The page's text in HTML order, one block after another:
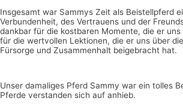
Insgesamt war Sammys Zeit als Beistellpferd
Verbundenheit, des Vertrauens und der
dankbar für die kostbaren Momente, die er
für die wertvollen Lektionen, die er uns über
Fürsorge und Zusammenhalt beigebracht hat.
Unser damaliges Pferd Sammy war ein tolles
Pferde verstanden sich auf anhieb.